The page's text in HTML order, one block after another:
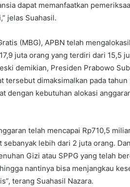
dapat memanfaatkan
jelas Suahasil.
(MBG), APBN telah
juta orang yang terdiri dari 15,5
demikian, Presiden Prabowo
tersebut dimaksimalkan pada
dengan kebutuhan alokasi
telah mencapai Rp710,5
lebih dari 2 juta orang.
Gizi atau SPPG yang telah
nantinya bisa menjangkau
terang Suahasil Nazara.